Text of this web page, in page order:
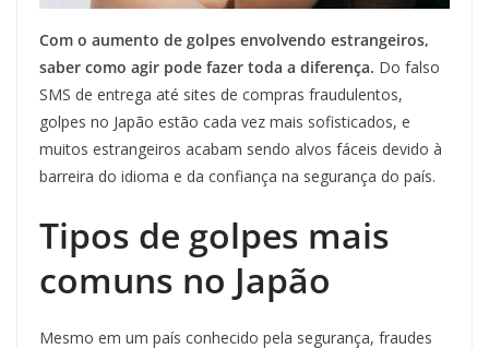
Com o aumento de golpes envolvendo estrangeiros,
saber como agir pode fazer toda a diferença. Do falso
SMS de entrega até sites de compras fraudulentos,
golpes no Japão estão cada vez mais sofisticados, e
muitos estrangeiros acabam sendo alvos fáceis devido à
barreira do idioma e da confiança na segurança do país.
Tipos de golpes mais
comuns no Japão
Mesmo em um país conhecido pela segurança, fraudes